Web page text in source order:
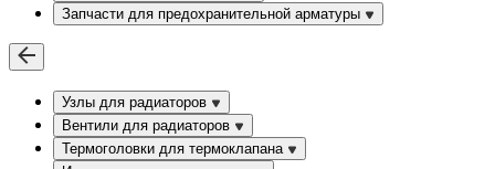
Запчасти для предохранительной арматуры
Узлы для радиаторов
Вентили для радиаторов
Термоголовки для термоклапана